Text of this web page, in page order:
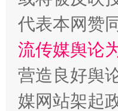
代表本网赞
流传媒舆论
营造良好舆
媒网站架起